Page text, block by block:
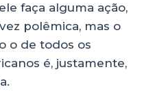
faça alguma ação,
polêmica, mas o
o de todos os
é, justamente,